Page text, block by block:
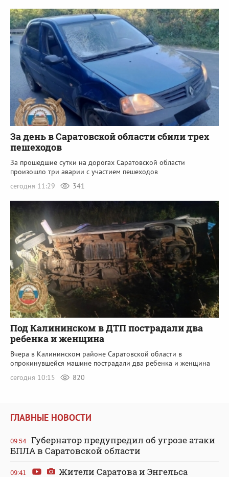
За день в Саратовской области сбили трех
пешеходов
За прошедшие сутки на дорогах Саратовской области
произошло три аварии с участием пешеходов
сегодня 11:29
341
Под Калининском в ДТП пострадали два
ребенка и женщина
Вчера в Калининском районе Саратовской области в
опрокинувшейся машине пострадали два ребенка и женщина
сегодня 10:15
820
ГЛАВНЫЕ НОВОСТИ
09:54 Губернатор предупредил об угрозе атаки
БПЛА в Саратовской области
09:41
Жители Саратова и Энгельса